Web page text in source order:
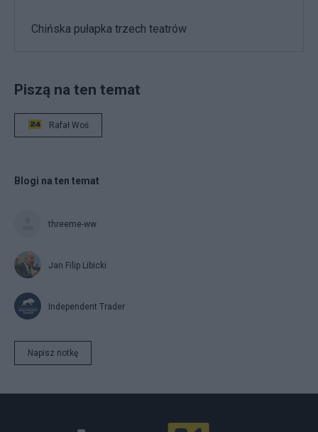
Chińska pułapka trzech teatrów
Piszą na ten temat
Rafał Woś
Blogi na ten temat
threeme-ww
Jan Filip Libicki
Independent Trader
Napisz notkę